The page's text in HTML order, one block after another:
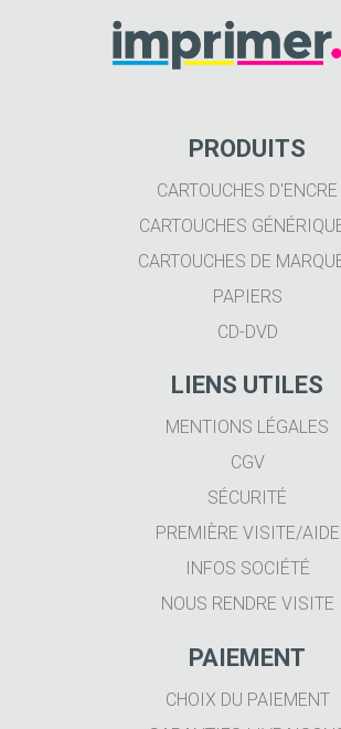
PRODUITS
CARTOUCHES D'ENCRE
CARTOUCHES
CARTOUCHES DE
PAPIERS
CD-DVD
LIENS UTILES
MENTIONS LÉGALES
CGV
SÉCURITÉ
PREMIÈRE VISITE/AIDE
INFOS SOCIÉTÉ
NOUS RENDRE VISITE
PAIEMENT
CHOIX DU PAIEMENT